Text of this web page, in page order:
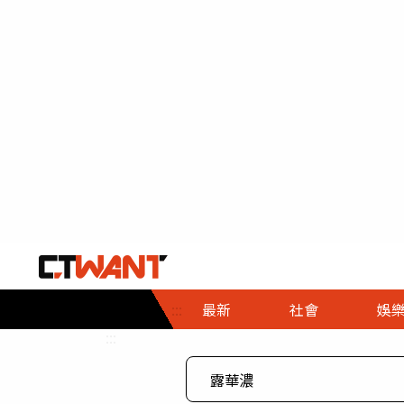
::: 最新 社會
社會首頁
時事
娛樂
娛樂首頁
即時
專題
財經首頁
熱線
３Ｃ
政